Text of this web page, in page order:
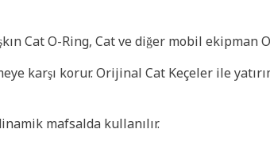
Cat O-Ring, Cat ve diğer mobil ekipman
karşı korur. Orijinal Cat Keçeler ile
mafsalda kullanılır.